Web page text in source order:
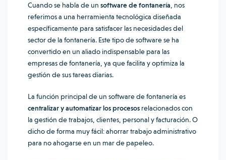
Cuando se habla de un software de fontanería , nos
referimos a una herramienta tecnológica diseñada
específicamente para satisfacer las necesidades del
sector de la fontanería. Este tipo de software se ha
convertido en un aliado indispensable para las
empresas de fontanería, ya que facilita y optimiza la
gestión de sus tareas diarias.
La función principal de un software de fontanería es
centralizar y automatizar los procesos relacionados con
la gestión de trabajos, clientes, personal y facturación. O
dicho de forma muy fácil: ahorrar trabajo administrativo
para no ahogarse en un mar de papeleo.